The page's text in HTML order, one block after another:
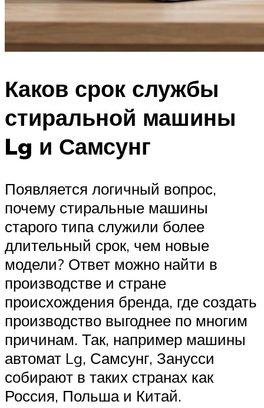
Каков срок службы
стиральной машины
Lg и Самсунг
Появляется логичный вопрос,
почему стиральные машины
старого типа служили более
длительный срок, чем новые
модели? Ответ можно найти в
производстве и стране
происхождения бренда, где создать
производство выгоднее по многим
причинам. Так, например машины
автомат Lg, Самсунг, Занусси
собирают в таких странах как
Россия, Польша и Китай.